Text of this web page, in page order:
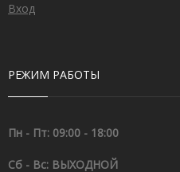
Вход
РЕЖИМ РАБОТЫ
Пн - Пт: 09:00 - 18:00
Сб - Вс: ВЫХОДНОЙ